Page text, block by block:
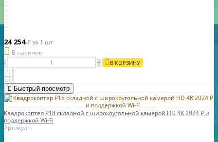
24 254₽за 1 шт
В наличии
-
+ В КОРЗИНУ
Быстрый просмотр
Квадрокоптер P18 складной с широкоугольной камерой HD 4K 2024 P и
поддержкой Wi-Fi
Артикул: -